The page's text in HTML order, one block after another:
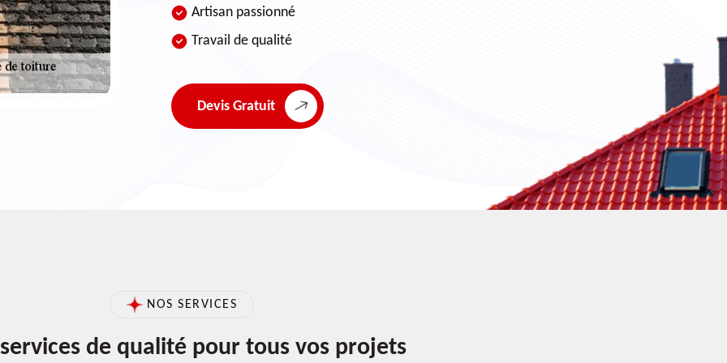
Artisan passionné
Travail de qualité
Devis Gratuit
NOS SERVICES
de qualité pour tous vos projets